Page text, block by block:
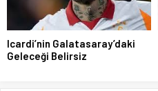
Icardi’nin Galatasaray’daki
Geleceği Belirsiz